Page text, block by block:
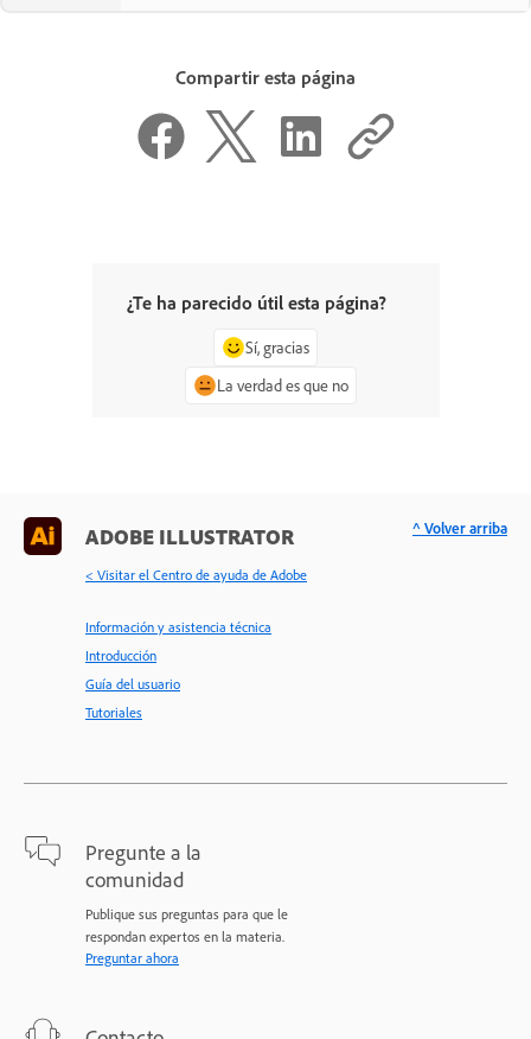
Compartir esta página
¿Te ha parecido útil esta página?
Sí, gracias
La verdad es que no
ADOBE ILLUSTRATOR
< Visitar el Centro de ayuda de Adobe
Información y asistencia técnica
Introducción
Guía del usuario
Tutoriales
Pregunte a la
comunidad
Publique sus preguntas para que le
respondan expertos en la materia.
Preguntar ahora
^ Volver arriba